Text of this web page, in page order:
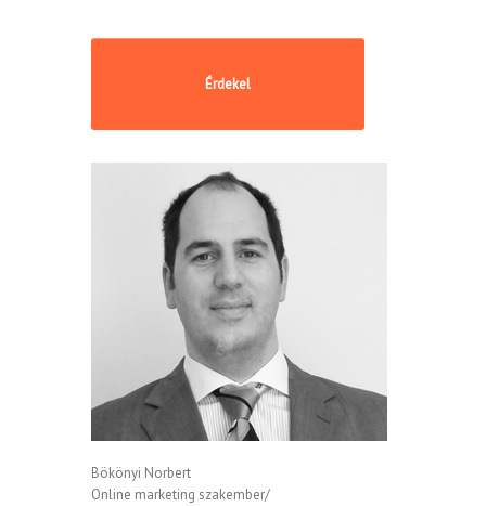
Bökönyi Norbert
Online marketing szakember/